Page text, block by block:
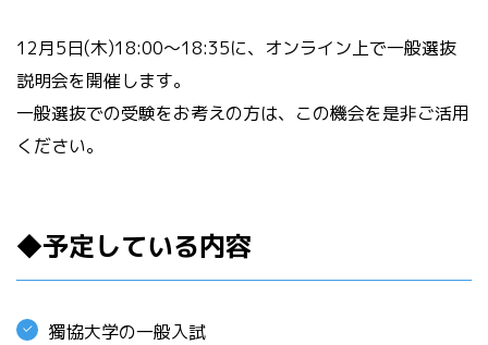
12月5日(木)18:00～18:35に、オンライン上で一般選抜
説明会を開催します。
一般選抜での受験をお考えの方は、この機会を是非ご活用
ください。
◆予定している内容
獨協大学の一般入試